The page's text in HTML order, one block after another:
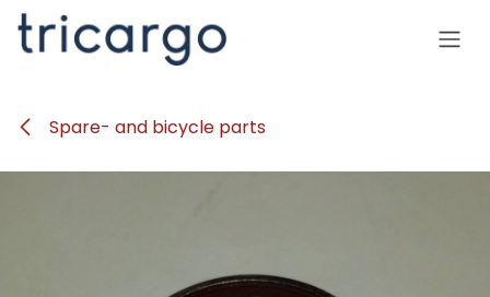
Se rendre au contenu
Spare- and bicycle parts